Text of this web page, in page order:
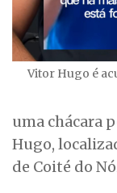
Vitor Hugo é
uma chácara
Hugo,
de Coité do